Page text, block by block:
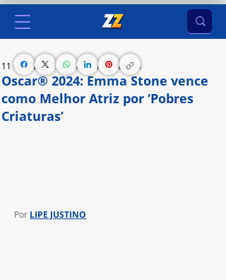
Oscar® 2024: Emma Stone vence
como Melhor Atriz por ‘Pobres
Criaturas’
11 de mar. de 2024 2 min de leitura
Por LIPE JUSTINO